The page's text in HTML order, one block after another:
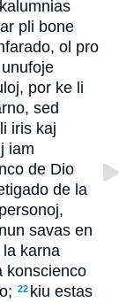
pli bone
ol pro
por ke li
sed
iris kaj
iam
de Dio
de la
savas en
karna
konscienco
22 kiu estas